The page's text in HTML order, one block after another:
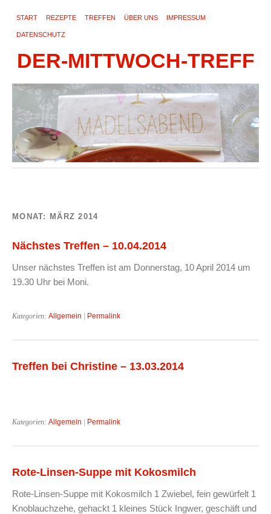
START REZEPTE TREFFEN ÜBER UNS IMPRESSUM
DATENSCHUTZ
DER-MITTWOCH-TREFF
MONAT: MÄRZ 2014
Nächstes Treffen – 10.04.2014
Unser nächstes Treffen ist am Donnerstag, 10 April 2014 um
19.30 Uhr bei Moni.
Kategorien: Allgemein | Permalink
Treffen bei Christine – 13.03.2014
Kategorien: Allgemein | Permalink
Rote-Linsen-Suppe mit Kokosmilch
Rote-Linsen-Suppe mit Kokosmilch 1 Zwiebel, fein gewürfelt 1
Knoblauchzehe, gehackt 1 kleines Stück Ingwer, geschäft und